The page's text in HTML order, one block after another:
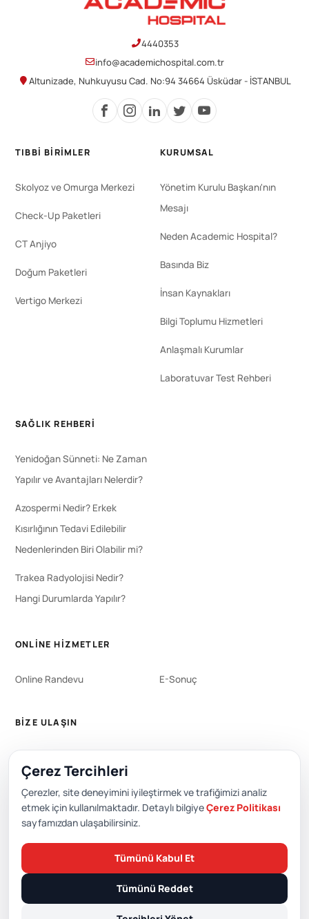
4440353
info@academichospital.com.tr
Altunizade, Nuhkuyusu Cad. No:94 34664 Üsküdar - İSTANBUL
TIBBI BIRIMLER
Skolyoz ve Omurga Merkezi
Check-Up Paketleri
CT Anjiyo
Doğum Paketleri
Vertigo Merkezi
KURUMSAL
Yönetim Kurulu Başkanı'nın
Mesajı
Neden Academic Hospital?
Basında Biz
İnsan Kaynakları
Bilgi Toplumu Hizmetleri
Anlaşmalı Kurumlar
Laboratuvar Test Rehberi
SAĞLIK REHBERI
Yenidoğan Sünneti: Ne Zaman
Yapılır ve Avantajları Nelerdir?
Azospermi Nedir? Erkek
Kısırlığının Tedavi Edilebilir
Nedenlerinden Biri Olabilir mi?
Trakea Radyolojisi Nedir?
Hangi Durumlarda Yapılır?
ONLINE HIZMETLER
Online Randevu E-Sonuç
BIZE ULAŞIN
+90 212 651 0000
Editör: Academic Hospital Web ve Yayın Kurulu
KVKK/Gizlilik Politikası/Çerez Politikası/Çerez Tercihleri
Çerez Tercihleri
Çerezler, site deneyimini iyileştirmek ve trafiğimizi analiz
etmek için kullanılmaktadır. Detaylı bilgiyeÇerez Politikası
sayfamızdan ulaşabilirsiniz.
Tümünü Kabul Et
Tümünü Reddet